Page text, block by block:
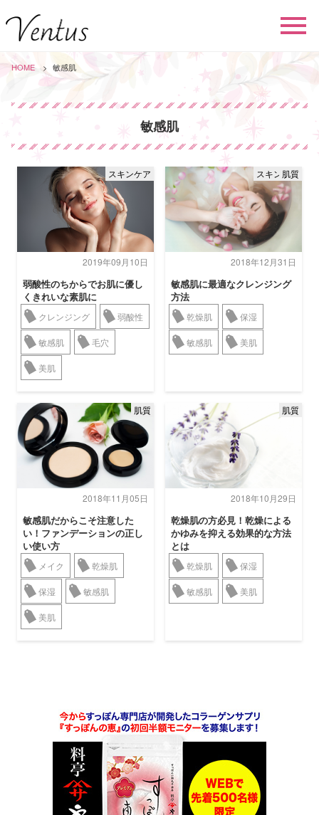
HOME 敏感肌
敏感肌
スキンケア
2019年09月10日
弱酸性のちからでお肌に優し
くきれいな素肌に
クレンジング 弱酸性
敏感肌 毛穴
美肌
スキンケア
肌質
2018年12月31日
敏感肌に最適なクレンジング
方法
乾燥肌 保湿
敏感肌 美肌
肌質
2018年11月05日
敏感肌だからこそ注意した
い！ファンデーションの正し
い使い方
メイク 乾燥肌
保湿 敏感肌
美肌
肌質
2018年10月29日
乾燥肌の方必見！乾燥による
かゆみを抑える効果的な方法
とは
乾燥肌 保湿
敏感肌 美肌